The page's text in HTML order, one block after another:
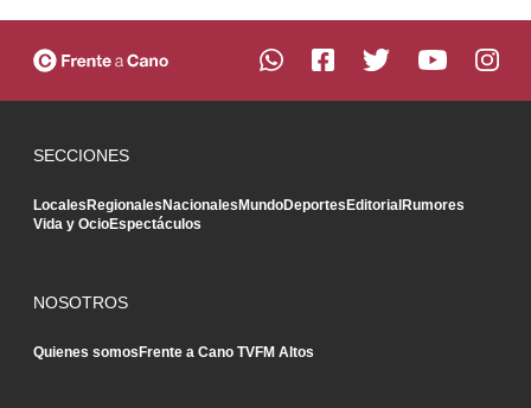
SECCIONES
LocalesRegionalesNacionalesMundoDeportesEditorialRumores
Vida y OcioEspectáculos
NOSOTROS
Quienes somosFrente a Cano TVFM Altos